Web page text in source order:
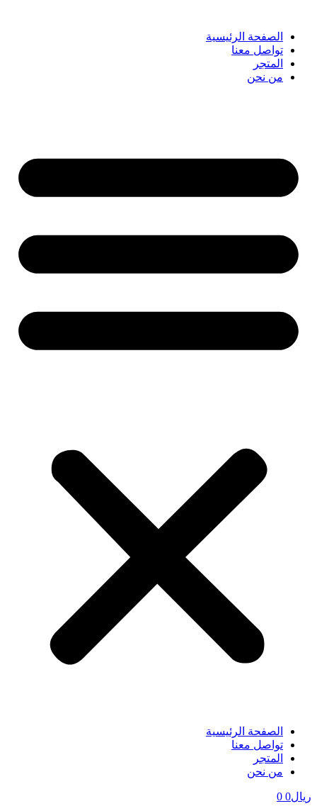
الصفحة الرئيسية
تواصل معنا
المتجر
من نحن
الصفحة الرئيسية
تواصل معنا
المتجر
من نحن
ریال0
0